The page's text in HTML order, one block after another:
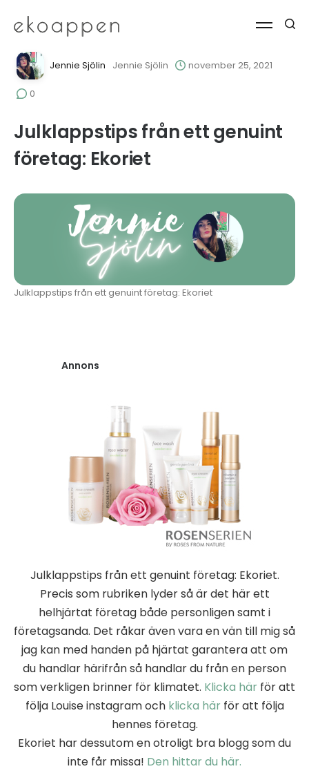
Jennie Sjölin Jennie Sjölin november 25, 2021
0
Julklappstips från ett genuint
företag: Ekoriet
Julklappstips från ett genuint företag: Ekoriet
Annons
Julklappstips från ett genuint företag: Ekoriet.
Precis som rubriken lyder så är det här ett
helhjärtat företag både personligen samt i
företagsanda. Det råkar även vara en vän till mig så
jag kan med handen på hjärtat garantera att om
du handlar härifrån så handlar du från en person
som verkligen brinner för klimatet. Klicka här för att
följa Louise instagram och klicka härför att följa
hennes företag.
Ekoriet har dessutom en otroligt bra blogg som du
inte får missa! Den hittar du här.